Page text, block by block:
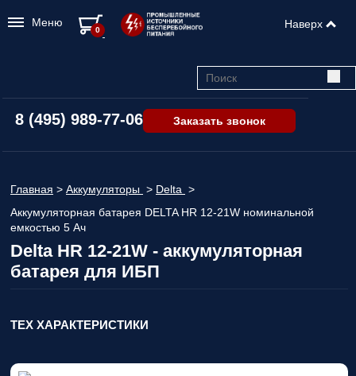
8 (495) 989-77-06 Заказать звонок
Главная > Аккумуляторы > Delta >
Аккумуляторная батарея DELTA HR 12-21W номинальной
емкостью 5 Ач
Delta HR 12-21W - аккумуляторная
батарея для ИБП
ТЕХ ХАРАКТЕРИСТИКИ
Меню Наверх
0